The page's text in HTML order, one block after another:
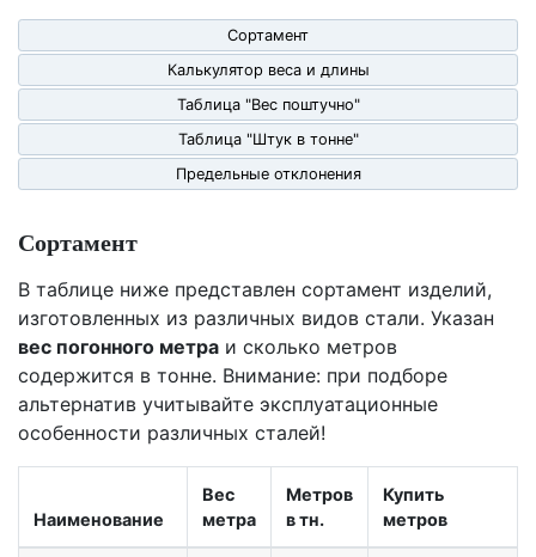
Сортамент
Калькулятор веса и длины
Таблица "Вес поштучно"
Таблица "Штук в тонне"
Предельные отклонения
Сортамент
В таблице ниже представлен сортамент изделий,
изготовленных из различных видов стали. Указан
вес погонного метра и сколько метров
содержится в тонне. Внимание: при подборе
альтернатив учитывайте эксплуатационные
особенности различных сталей!
Наименование
Вес
метра
Метров
в тн.
Купить
метров